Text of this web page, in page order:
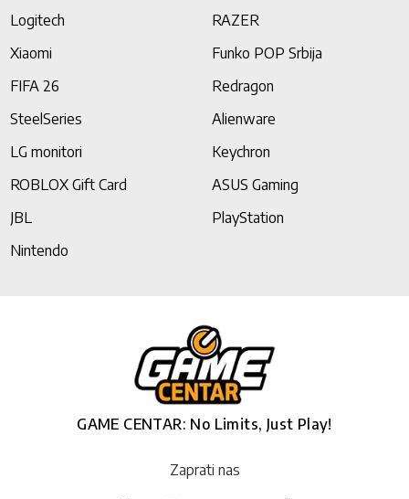
Logitech
RAZER
Xiaomi
Funko POP Srbija
FIFA 26
Redragon
SteelSeries
Alienware
LG monitori
Keychron
ROBLOX Gift Card
ASUS Gaming
JBL
PlayStation
Nintendo
GAME CENTAR: No Limits, Just Play!
Zaprati nas